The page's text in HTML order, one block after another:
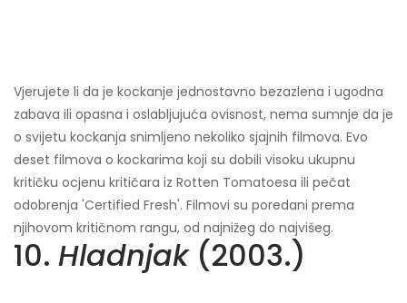
Vjerujete li da je kockanje jednostavno bezazlena i ugodna
zabava ili opasna i oslabljujuća ovisnost, nema sumnje da je
o svijetu kockanja snimljeno nekoliko sjajnih filmova. Evo
deset filmova o kockarima koji su dobili visoku ukupnu
kritičku ocjenu kritičara iz Rotten Tomatoesa ili pečat
odobrenja 'Certified Fresh'. Filmovi su poredani prema
njihovom kritičnom rangu, od najnižeg do najvišeg.
10. Hladnjak(2003.)